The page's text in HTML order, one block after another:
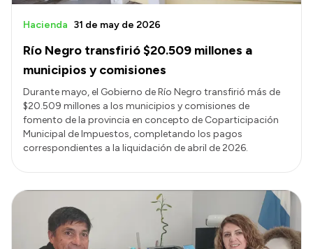
Río Negro transfirió $20.509 millones a
municipios y comisiones
Hacienda 31 de may de 2026
Durante mayo, el Gobierno de Río Negro transfirió más de
$20.509 millones a los municipios y comisiones de
fomento de la provincia en concepto de Coparticipación
Municipal de Impuestos, completando los pagos
correspondientes a la liquidación de abril de 2026.